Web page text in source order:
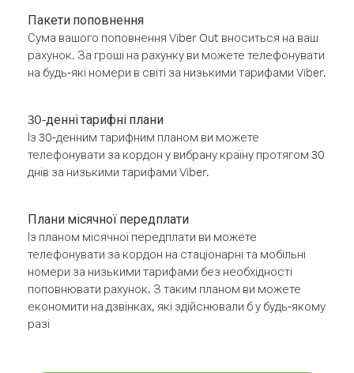
Пакети поповнення
Сума вашого поповнення Viber Out вноситься на ваш
рахунок. За гроші на рахунку ви можете телефонувати
на будь-які номери в світі за низькими тарифами Viber.
30-денні тарифні плани
Із 30-денним тарифним планом ви можете
телефонувати за кордон у вибрану країну протягом 30
днів за низькими тарифами Viber.
Плани місячної передплати
Із планом місячної передплати ви можете
телефонувати за кордон на стаціонарні та мобільні
номери за низькими тарифами без необхідності
поповнювати рахунок. З таким планом ви можете
економити на дзвінках, які здійснювали б у будь-якому
разі